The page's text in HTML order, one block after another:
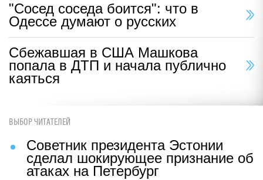
"Сосед соседа боится": что в
Одессе думают о русских
Сбежавшая в США Машкова
попала в ДТП и начала публично
каяться
ВЫБОР ЧИТАТЕЛЕЙ
Советник президента Эстонии
сделал шокирующее признание об
атаках на Петербург